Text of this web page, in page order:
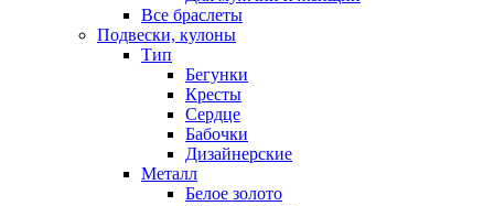
Все браслеты
Подвески, кулоны
Тип
Бегунки
Кресты
Сердце
Бабочки
Дизайнерские
Металл
Белое золото